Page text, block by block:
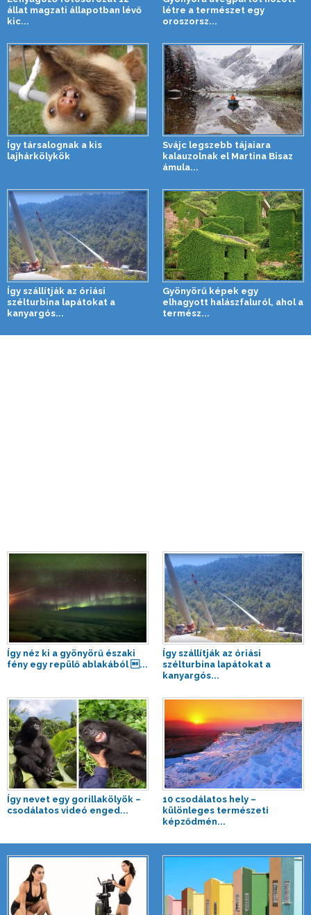
állat magzati állapotban lévő
kic...
létre a természet egy
oroszorsz...
Így társalognak a kis
lajhárkölykök
Svájc legszebb tájaiara
kalauzolnak el Martina Bisaz
ámula...
Így szállítják az óriási
szélturbina lapátokat a
kanyargós...
Gyönyörű képek egy
elhagyott halászfaluról, ahol a
termész...
Így néz ki a gyönyörű északi
fény egy repülő ablakából ...
Így szállítják az óriási
szélturbina lapátokat a
kanyargós...
Így nevet egy gorillakölyök –
csodálatos videó enged...
10 csodálatos hely –
különleges természeti
képződmén...